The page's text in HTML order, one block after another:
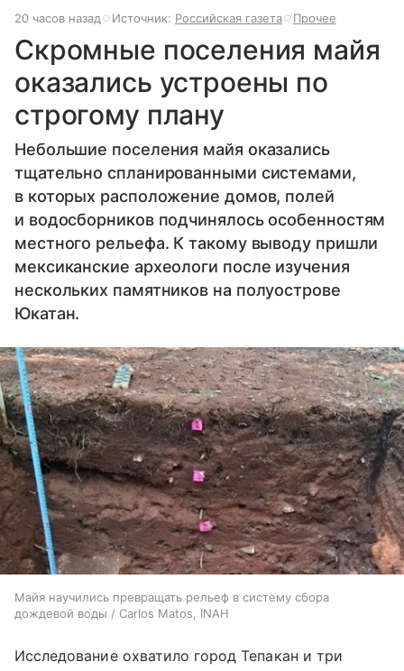
20 часов назад Источник: Российская газета Прочее
Скромные поселения майя
оказались устроены по
строгому плану
Небольшие поселения майя оказались
тщательно спланированными системами,
в которых расположение домов, полей
и водосборников подчинялось особенностям
местного рельефа. К такому выводу пришли
мексиканские археологи после изучения
нескольких памятников на полуострове
Юкатан.
Майя научились превращать рельеф в систему сбора
дождевой воды / Carlos Matos, INAH
Исследование охватило город Тепакан и три